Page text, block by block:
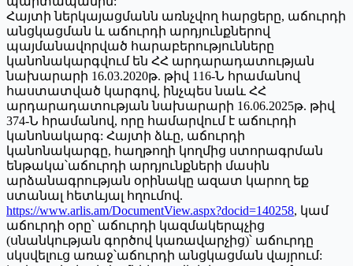
Հայտի ներկայացմանն առնչվող հարցերը, աճուրդի
անցկացման և աճուրդի արդյունքներով
պայմանավորված հարաբերությունները
կանոնակարգվում են ՀՀ արդարադատության
նախարարի 16.03.2020թ. թիվ 116-Ն հրամանով
հաստատված կարգով, ինչպես նաև ՀՀ
արդարադատության նախարարի 16.06.2025թ. թիվ
374-Ն հրամանով, որը համարվում է աճուրդի
կանոնակարգ: Հայտի ձևը, աճուրդի
կանոնակարգը, հաղթողի կողմից ստորագրման
ենթակա՝աճուրդի արդյունքների մասին
արձանագրության օրինակը ազատ կարող եք
ստանալ հետևյալ հղումով.
https://www.arlis.am/DocumentView.aspx?docid=140258, կամ
աճուրդի օրը՝ աճուրդի կազմակերպչից
(սնանկության գործով կառավարչից)՝ աճուրդը
սկսվելուց առաջ՝աճուրդի անցկացման վայրում: